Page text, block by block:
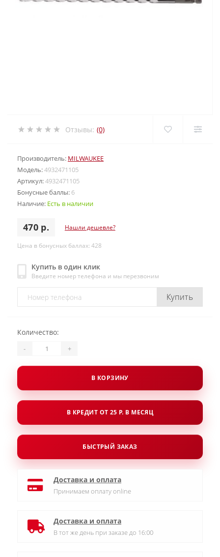
Отзывы: (0)
Производитель: MILWAUKEE
Модель:4932471105
Артикул:4932471105
Бонусные баллы: 6
Наличие: Есть в наличии
470 р. Нашли дешевле?
Цена в бонусных баллах: 428
Купить в один клик
Введите номер телефона и мы перезвоним
Купить
Количество:
- +
В КОРЗИНУ
В КРЕДИТ ОТ 25 Р. В МЕСЯЦ
БЫСТРЫЙ ЗАКАЗ
Доставка и оплата
Принимаем оплату online
Доставка и оплата
В тот же день при заказе до 16:00